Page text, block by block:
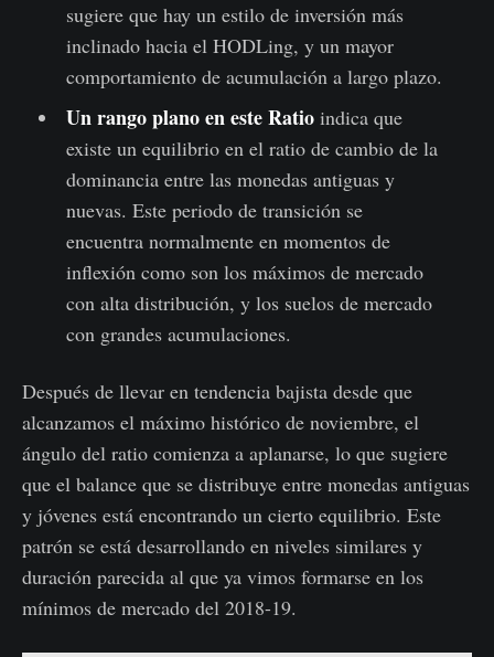
sugiere que hay un estilo de inversión más
inclinado hacia el HODLing, y un mayor
comportamiento de acumulación a largo plazo.
Un rango plano en este Ratioindica que
existe un equilibrio en el ratio de cambio de la
dominancia entre las monedas antiguas y
nuevas. Este periodo de transición se
encuentra normalmente en momentos de
inflexión como son los máximos de mercado
con alta distribución, y los suelos de mercado
con grandes acumulaciones.
Después de llevar en tendencia bajista desde que
alcanzamos el máximo histórico de noviembre, el
ángulo del ratio comienza a aplanarse, lo que sugiere
que el balance que se distribuye entre monedas antiguas
y jóvenes está encontrando un cierto equilibrio. Este
patrón se está desarrollando en niveles similares y
duración parecida al que ya vimos formarse en los
mínimos de mercado del 2018-19.